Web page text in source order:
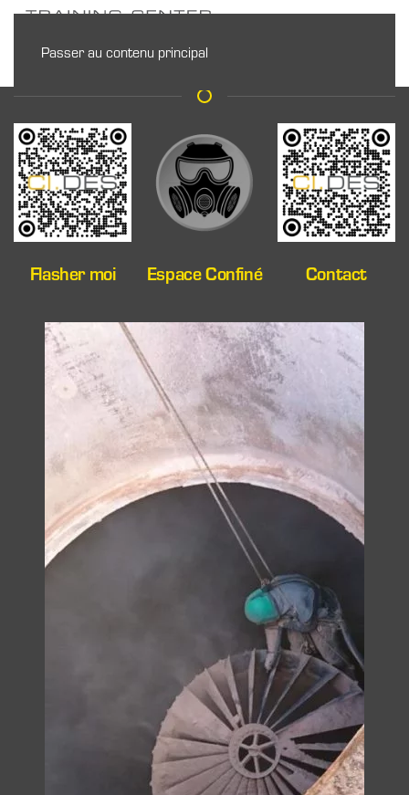
Passer au contenu principal
Flasher moi Espace Confiné Contact